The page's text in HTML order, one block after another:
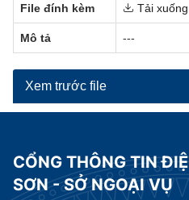
File đính kèm Tải xuống
Mô tả ---
Xem trước file
CỔNG THÔNG TIN
SƠN - SỞ NGOẠI VỤ